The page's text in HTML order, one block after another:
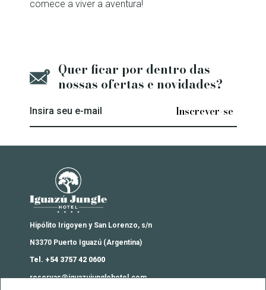
comece a viver a aventura!
Quer ficar por dentro das
nossas ofertas e novidades?
Insira seu e-mail
Iguazú Jungle Lodge
Hipólito Irigoyen y San Lorenzo, s/n
N3370 Puerto Iguazú (Argentina)
Tel. +54 3757 42 0600
reservas@iguazujunglehotel.com